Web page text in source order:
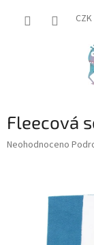
CZK
Fleecová
Průměrné
hvězdiček.
Neohodnoceno